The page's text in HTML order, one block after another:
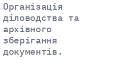
Організація
діловодства та
архівного
зберігання
документів.